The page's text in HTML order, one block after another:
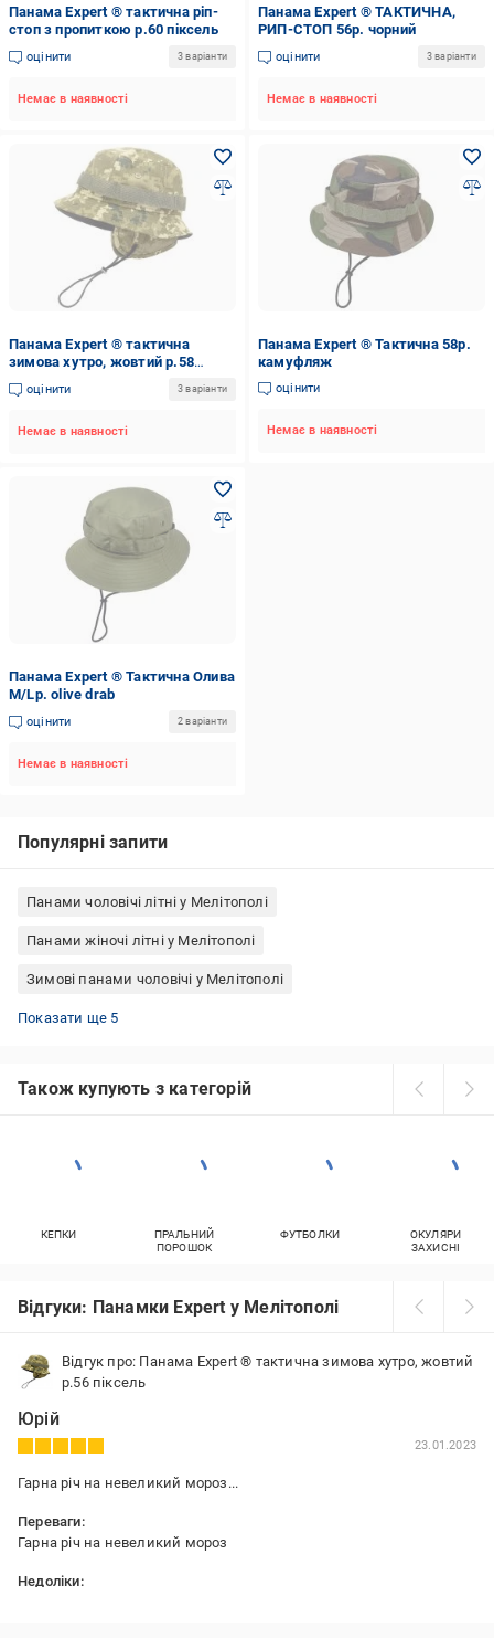
Панама Expert ® тактична ріп-
стоп з пропиткою р.60 піксель
оцінити 3 варіанти
Немає в наявності
Панама Expert ® ТАКТИЧНА,
РИП-СТОП 56р. чорний
оцінити 3 варіанти
Немає в наявності
Панама Expert ® тактична
зимова хутро, жовтий р.58
піксель
оцінити 3 варіанти
Немає в наявності
Панама Expert ® Тактична 58р.
камуфляж
оцінити
Немає в наявності
Панама Expert ® Тактична Олива
M/Lр. olive drab
оцінити 2 варіанти
Немає в наявності
Популярні запити
Панами чоловічі літні у Мелітополі
Панами жіночі літні у Мелітополі
Зимові панами чоловічі у Мелітополі
Панами чорні чоловічі у Мелітополі
Панами зимові жіночі у Мелітополі
Панами теплі жіночі у Мелітополі
Шапки-панами зимові у Мелітополі
Панами чорні жіночі у Мелітополі
Показати ще 5
Також купують з категорій
КЕПКИ
ПРАЛЬНИЙ
ПОРОШОК
ФУТБОЛКИ
ОКУЛЯРИ
ЗАХИСНІ
Відгуки: Панамки Expert у Мелітополі
Відгук про: Панама Expert ® тактична зимова хутро, жовтий
р.56 піксель
Юрій
23.01.2023
Гарна річ на невеликий мороз...
Переваги:
Гарна річ на невеликий мороз
Недоліки: